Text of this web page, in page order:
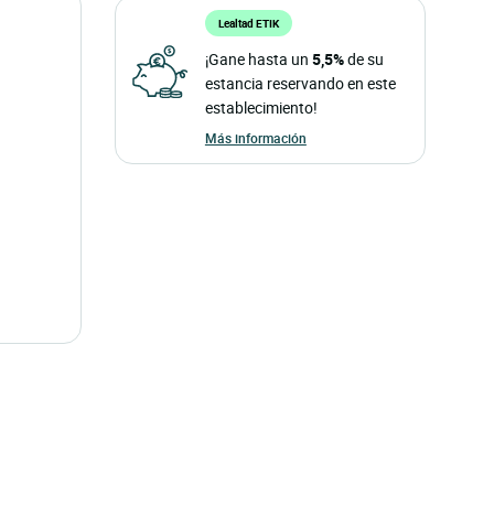
Lealtad ETIK
¡Gane hasta un 5,5%de su
estancia reservando en este
establecimiento!
Más información